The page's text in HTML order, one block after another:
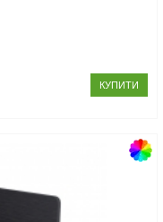
КУПИТИ